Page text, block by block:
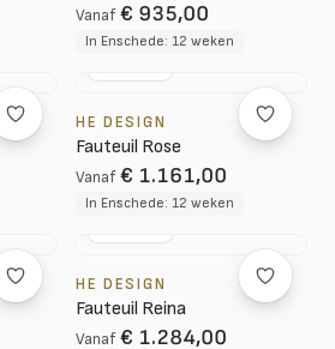
Vanaf € 935,00
In Enschede: 12 weken
HE DESIGN
Fauteuil Rose
Vanaf € 1.161,00
In Enschede: 12 weken
HE DESIGN
Fauteuil Reina
Vanaf € 1.284,00